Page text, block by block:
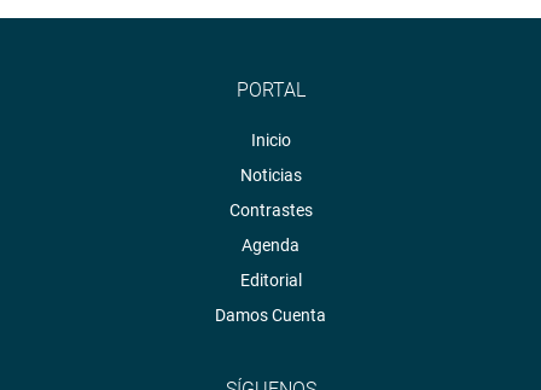
PORTAL
Inicio
Noticias
Contrastes
Agenda
Editorial
Damos Cuenta